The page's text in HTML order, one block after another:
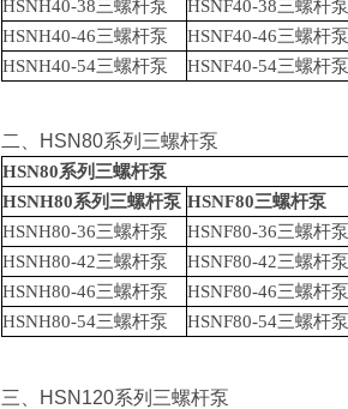
HSNH40-38三螺杆泵 HSNF40-38三螺杆泵
HSNH40-46三螺杆泵 HSNF40-46三螺杆泵
HSNH40-54三螺杆泵 HSNF40-54三螺杆泵
二、 HSN80系列三螺杆泵
HSN80系列三螺杆泵
HSNH80系列三螺杆泵 HSNF80三螺杆泵
HSNH80-36三螺杆泵 HSNF80-36三螺杆泵
HSNH80-42三螺杆泵 HSNF80-42三螺杆泵
HSNH80-46三螺杆泵 HSNF80-46三螺杆泵
HSNH80-54三螺杆泵 HSNF80-54三螺杆泵
三、 HSN120系列三螺杆泵